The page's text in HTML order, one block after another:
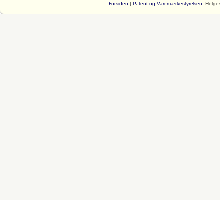
Forsiden | Patent og Varemærkestyrelsen ,